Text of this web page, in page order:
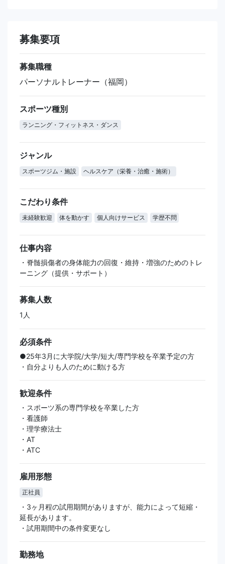
募集要項
募集職種
パーソナルトレーナー（福岡）
スポーツ種別
ランニング・フィットネス・ダンス
ジャンル
スポーツジム・施設 ヘルスケア（栄養・治癒・施術）
こだわり条件
未経験歓迎 体を動かす 個人向けサービス 学歴不問
仕事内容
・脊髄損傷者の身体能力の回復・維持・増強のためのトレ
ーニング（提供・サポート）
募集人数
1人
必須条件
●25年3月に大学院/大学/短大/専門学校を卒業予定の方
・自分よりも人のために動ける方
歓迎条件
・スポーツ系の専門学校を卒業した方
・看護師
・理学療法士
・AT
・ATC
雇用形態
正社員
・3ヶ月程の試用期間がありますが、能力によって短縮・
延長があります。
・試用期間中の条件変更なし
勤務地